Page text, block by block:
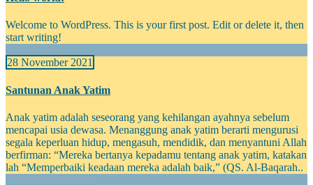
Welcome to WordPress. This is your first post. Edit or delete it, then
start writing!
28 November 2021
Santunan Anak Yatim
Anak yatim adalah seseorang yang kehilangan ayahnya sebelum
mencapai usia dewasa. Menanggung anak yatim berarti mengurusi
segala keperluan hidup, mengasuh, mendidik, dan menyantuni Allah
berfirman: “Mereka bertanya kepadamu tentang anak yatim, katakan
lah “Memperbaiki keadaan mereka adalah baik,” (QS. Al-Baqarah..